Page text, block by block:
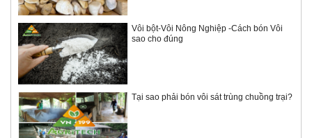
Vôi bột-Vôi Nông Nghiệp -Cách bón Vôi
sao cho đúng
Tại sao phải bón vôi sát trùng chuồng trại?